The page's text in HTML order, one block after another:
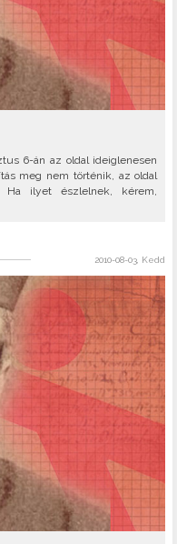
6-án az oldal ideiglenesen
meg nem történik, az oldal
Ha ilyet észlelnek, kérem,
2010-08-03, Kedd